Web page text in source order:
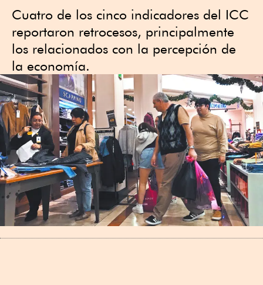
Cuatro de los cinco indicadores del ICC
reportaron retrocesos, principalmente
los relacionados con la percepción de
la economía.